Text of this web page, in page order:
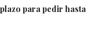
para pedir hasta